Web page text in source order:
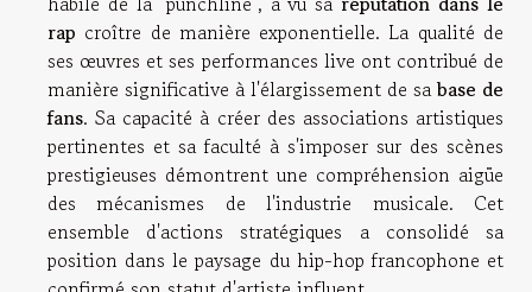
rap croître de manière exponentielle. La qualité de
ses œuvres et ses performances live ont contribué de
manière significative à l'élargissement de sabase de
fans. Sa capacité à créer des associations artistiques
pertinentes et sa faculté à s'imposer sur des scènes
prestigieuses démontrent une compréhension aigüe
des mécanismes de l'industrie musicale. Cet
ensemble d'actions stratégiques a consolidé sa
position dans le paysage du hip-hop francophone et